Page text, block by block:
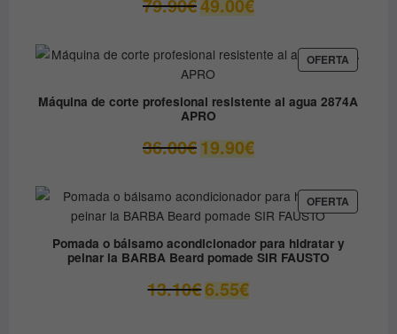
79.90€
precio
era:
79.90€.
49.00€
precio
es:
OFERTA
EN
Máquina de corte profesional resistente al agua 2874A
APRO
36.00€ El
precio
era:
36.00€.
19.90€El
precio
es:
19.90€.
OFERTA
EN
Pomada o bálsamo acondicionador para hidratar y
peinar la BARBA Beard pomade SIR FAUSTO
13.10€El
precio
6.55€El
precio